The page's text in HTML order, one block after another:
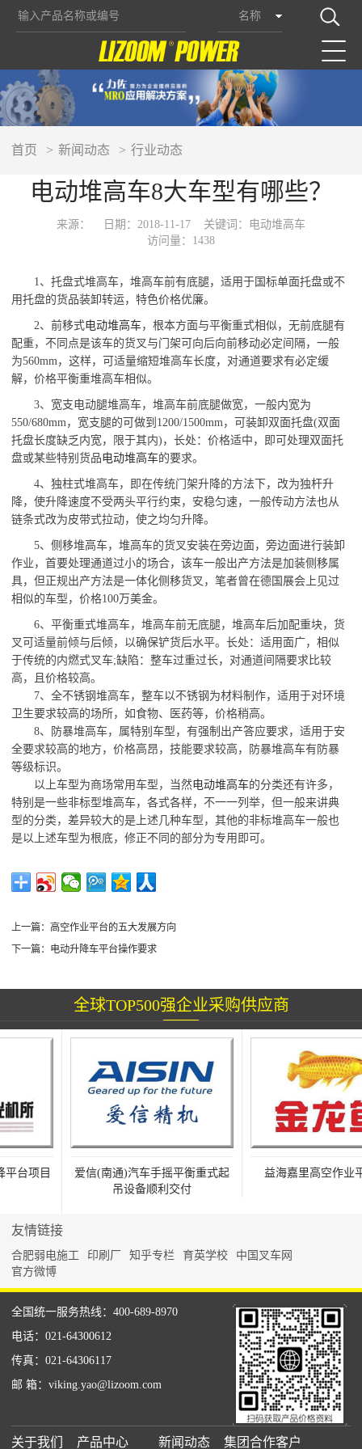
名称
首页 新闻动态 行业动态
电动堆高车8大车型有哪些？
来源： 日期：2018-11-17
关键词：电动堆高车
访问量：1438
1、托盘式堆高车，堆高车前有底腿，适用于国标单面托盘或不
用托盘的货品装卸转运，特色价格优廉。
2、前移式电动堆高车，根本方面与平衡重式相似，无前底腿有
配重，不同点是该车的货叉与门架可向后向前移动必定间隔，一般
为560mm，这样，可适量缩短堆高车长度，对通道要求有必定缓
解，价格平衡重堆高车相似。
3、宽支电动腿堆高车，堆高车前底腿做宽，一般内宽为
550/680mm，宽支腿的可做到1200/1500mm，可装卸双面托盘(双面
托盘长度缺乏内宽，限于其内)，长处：价格适中，即可处理双面托
盘或某些特别货品电动堆高车的要求。
4、独柱式堆高车，即在传统门架升降的方法下，改为独杆升
降，使升降速度不受两头平行约束，安稳匀速，一般传动方法也从
链条式改为皮带式拉动，使之均匀升降。
5、侧移堆高车，堆高车的货叉安装在旁边面，旁边面进行装卸
作业，首要处理通道过小的场合，该车一般出产方法是加装侧移属
具，但正规出产方法是一体化侧移货叉，笔者曾在德国展会上见过
相似的车型，价格100万美金。
6、平衡重式堆高车，堆高车前无底腿，堆高车后加配重块，货
叉可适量前倾与后倾，以确保铲货后水平。长处：适用面广，相似
于传统的内燃式叉车;缺陷：整车过重过长，对通道间隔要求比较
高，且价格较高。
7、全不锈钢堆高车，整车以不锈钢为材料制作，适用于对环境
卫生要求较高的场所，如食物、医药等，价格稍高。
8、防暴堆高车，属特别车型，有强制出产答应要求，适用于安
全要求较高的地方，价格高昂，技能要求较高，防暴堆高车有防暴
等级标识。
以上车型为商场常用车型，当然电动堆高车的分类还有许多，
特别是一些非标型堆高车，各式各样，不一一列举，但一般来讲典
型的分类，差异较大的是上述几种车型，其他的非标堆高车一般也
是以上述车型为根底，修正不同的部分为专用即可。
上一篇： 高空作业平台的五大发展方向
下一篇： 电动升降车平台操作要求
全球TOP500强企业采购供应商
台项目
爱信(南通)汽车手摇平衡重式起
吊设备顺利交付
益海嘉里高空作业平
友情链接
合肥弱电施工 印刷厂 知乎专栏 育英学校
中国叉车网
官方微博
全国统一服务热线：400-689-8970
电话：021-64300612
传真：021-64306117
邮 箱：viking.yao@lizoom.com
关于我们 产品中心 新闻动态 集团合作客户